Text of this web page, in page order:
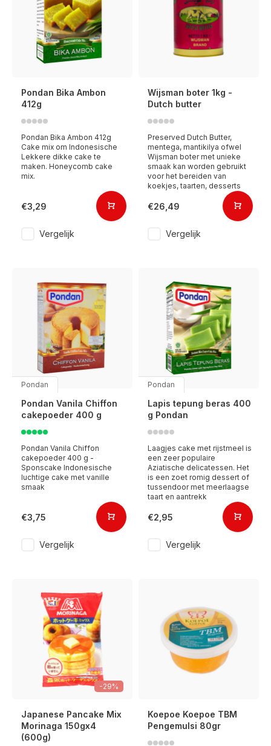
Pondan Bika Ambon
412g
Pondan Bika Ambon 412g
Cake mix om Indonesische
Lekkere dikke cake te
maken. Honeycomb cake
mix.
€3,29
Vergelijk
Wijsman boter 1kg -
Dutch butter
Preserved Dutch Butter,
mentega, mantikilya ofwel
Wijsman boter met unieke
smaak kan worden gebruikt
voor het bereiden van
koekjes, taarten, desserts
€26,49
Vergelijk
Pondan
Pondan Vanila Chiffon
cakepoeder 400 g
Pondan Vanila Chiffon
cakepoeder 400 g -
Sponscake Indonesische
luchtige cake met vanille
smaak
€3,75
Vergelijk
Pondan
Lapis tepung beras 400
g Pondan
Laagjes cake met rijstmeel is
een zeer populaire
Aziatische delicatessen. Het
is een zoet romig dessert of
tussendoor met meerlaagse
taart en aantrekk
€2,95
Vergelijk
-29%
Japanese Pancake Mix
Morinaga 150gx4
(600g)
Koepoe Koepoe TBM
Pengemulsi 80gr